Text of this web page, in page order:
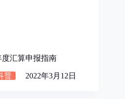
度汇算申报指南
普 2022年3月12日